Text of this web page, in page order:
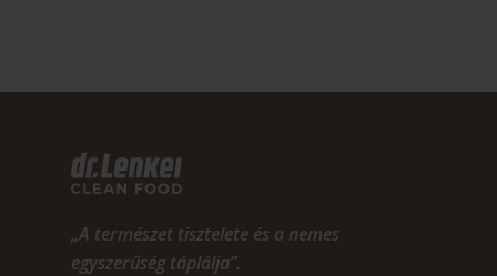
„A természet tisztelete és a nemes
egyszerűség táplálja”.